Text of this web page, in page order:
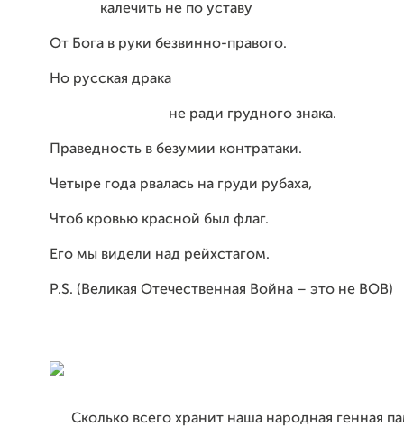
калечить не по уставу
От Бога в руки безвинно-правого.
Но русская драка
не ради грудного знака.
Праведность в безумии контратаки.
Четыре года рвалась на груди рубаха,
Чтоб кровью красной был флаг.
Его мы видели над рейхстагом.
P.S. (Великая Отечественная Война – это не ВОВ)
Сколько всего хранит наша народная генная